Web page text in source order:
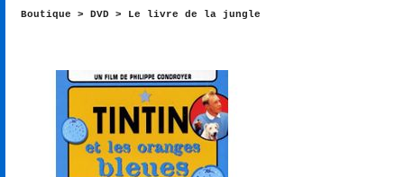
Boutique >DVD> Le livre de la jungle